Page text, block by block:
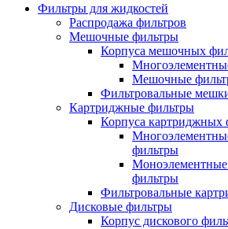
Фильтры для жидкостей
Распродажа фильтров
Мешочные фильтры
Корпуса мешочных
Мешочные
Фильтровальные
Картриджные фильтры
Корпуса картриджных
фильтры
фильтры
Фильтровальные
Дисковые фильтры
Корпус дискового